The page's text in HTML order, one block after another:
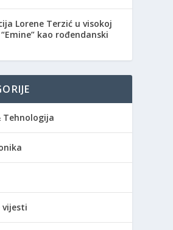
Lorene Terzić u visokoj
kao rođendanski
Tehnologija
vijesti